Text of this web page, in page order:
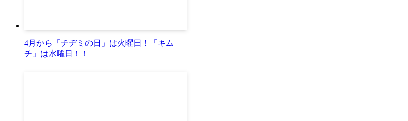
4月から「チヂミの日」は火曜日！「キム
チ」は水曜日！！